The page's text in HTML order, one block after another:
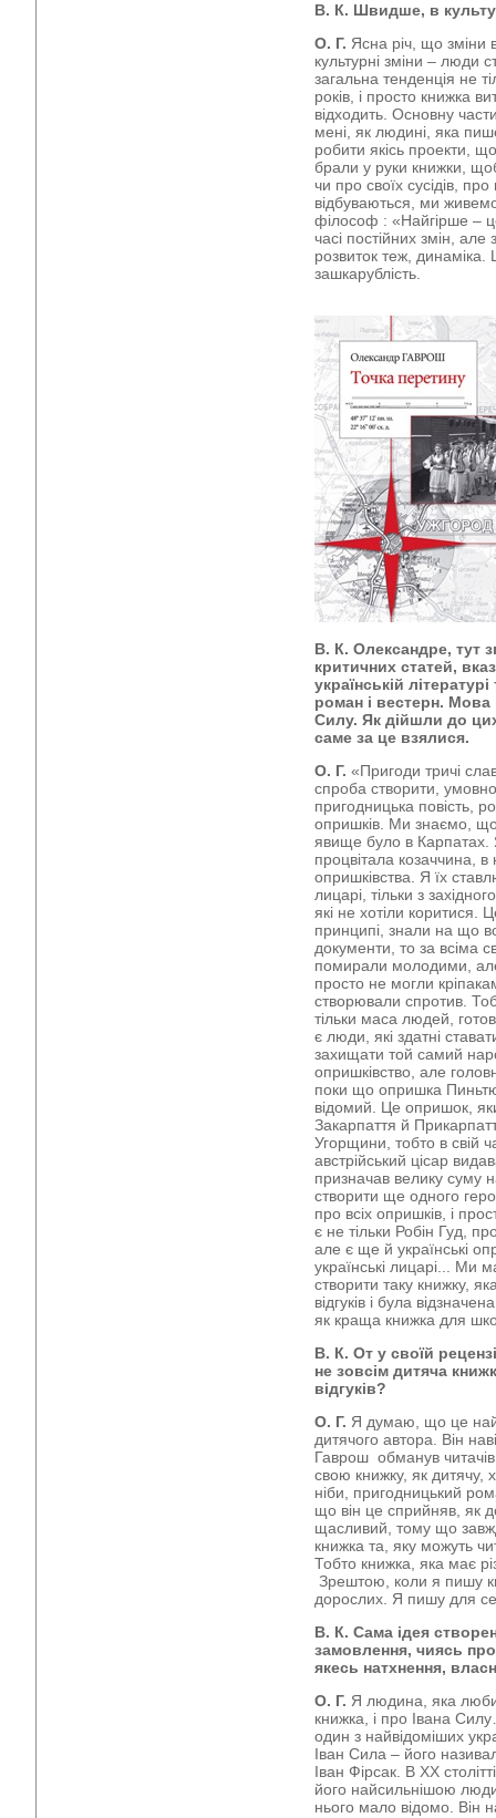
В. К. Швидше, в
О. Г. Ясна річ, що зміни
культурні зміни –
загальна тенденція не
років, і просто книжка
відходить. Основну
мені, як людині, яка
робити якісь проекти,
брали у руки книжки,
чи про своїх сусідів,
відбуваються, ми
філософ : «Найгірше –
часі постійних змін, але
розвиток теж, динаміка.
зашкарублість.
В. К. Олександре, тут
критичних статей,
українській
роман і вестерн.
Силу. Як дійшли до
саме за це взялися.
О. Г. «Пригоди тричі
спроба створити,
пригодницька повість,
опришків. Ми знаємо,
явище було в Карпатах.
процвітала козаччина, в
опришківства. Я їх
лицарі, тільки з
які не хотіли коритися.
принципі, знали на що
документи, то за всіма
помирали молодими, але
просто не могли
створювали спротив.
тільки маса людей,
є люди, які здатні
захищати той самий
опришківство, але
поки що опришка
відомий. Це опришок,
Закарпаття й
Угорщини, тобто в свій
австрійський цісар
призначав велику суму
створити ще одного
про всіх опришків, і
є не тільки Робін Гуд,
але є ще й українські
українські лицарі... Ми
створити таку книжку,
відгуків і була
як краща книжка для
В. К. От у своїй
не зовсім дитяча
відгуків?
О. Г. Я думаю, що це
дитячого автора. Він
Гаврош обманув
свою книжку, як дитячу,
ніби, пригодницький
що він це сприйняв, як
щасливий, тому що
книжка та, яку можуть
Тобто книжка, яка має
Зрештою, коли я пишу
дорослих. Я пишу для
В. К. Сама ідея
замовлення, чиясь
якесь натхнення,
О. Г. Я людина, яка
книжка, і про Івана
один з найвідоміших
Іван Сила – його
Іван Фірсак. В ХХ
його найсильнішою
нього мало відомо. Він